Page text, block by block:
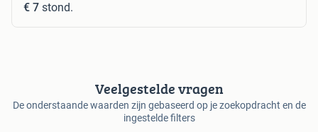
€ 7 stond.
Veelgestelde vragen
De onderstaande waarden zijn gebaseerd op je zoekopdracht en de
ingestelde filters